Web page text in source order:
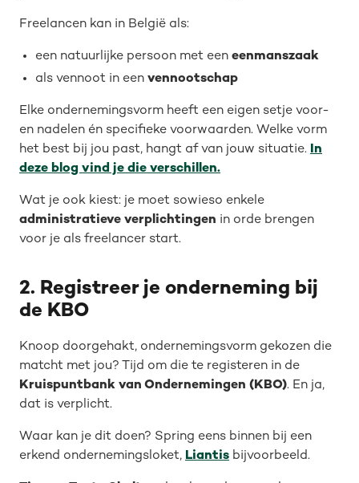
Freelancen kan in België als:
een natuurlijke persoon met een eenmanszaak
als vennoot in een vennootschap
Elke ondernemingsvorm heeft een eigen setje voor-
en nadelen én specifieke voorwaarden. Welke vorm
het best bij jou past, hangt af van jouw situatie. In
deze blog vind je die verschillen.
Wat je ook kiest: je moet sowieso enkele
administratieve verplichtingen in orde brengen
voor je als freelancer start.
2. Registreer je onderneming bij
de KBO
Knoop doorgehakt, ondernemingsvorm gekozen die
matcht met jou? Tijd om die te registeren in de
Kruispuntbank van Ondernemingen (KBO). En ja,
dat is verplicht.
Waar kan je dit doen? Spring eens binnen bij een
erkend ondernemingsloket, Liantis bijvoorbeeld.